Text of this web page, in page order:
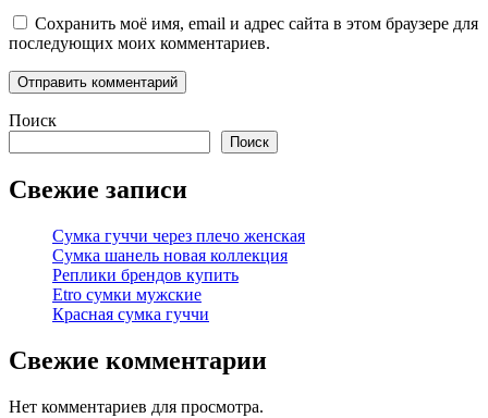
Сохранить моё имя, email и адрес сайта в этом браузере для
последующих моих комментариев.
Поиск
Поиск
Свежие записи
Сумка гуччи через плечо женская
Сумка шанель новая коллекция
Реплики брендов купить
Etro сумки мужские
Красная сумка гуччи
Свежие комментарии
Нет комментариев для просмотра.